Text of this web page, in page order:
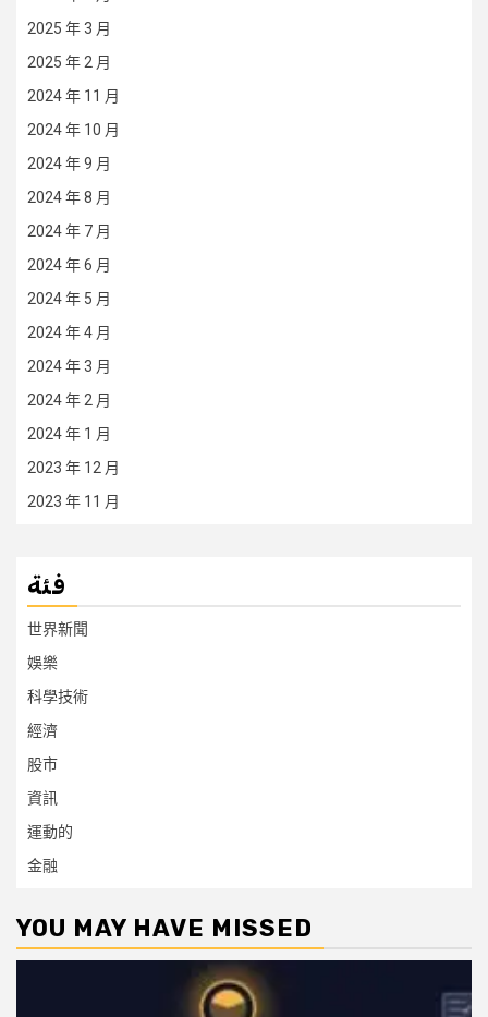
2025 年 3 月
2025 年 2 月
2024 年 11 月
2024 年 10 月
2024 年 9 月
2024 年 8 月
2024 年 7 月
2024 年 6 月
2024 年 5 月
2024 年 4 月
2024 年 3 月
2024 年 2 月
2024 年 1 月
2023 年 12 月
2023 年 11 月
فئة
世界新聞
娛樂
科學技術
經濟
股市
資訊
運動的
金融
YOU MAY HAVE MISSED